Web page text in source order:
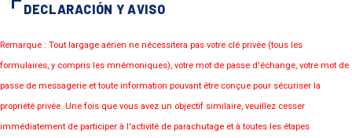
DECLARACIÓN Y AVISO
Remarque : Tout largage aérien ne nécessitera pas votre clé privée (tous les
formulaires, y compris les mnémoniques), votre mot de passe d'échange, votre mot de
passe de messagerie et toute information pouvant être conçue pour sécuriser la
propriété privée. Une fois que vous avez un objectif similaire, veuillez cesser
immédiatement de participer à l'activité de parachutage et à toutes les étapes